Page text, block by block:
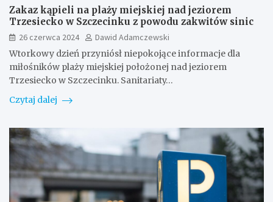
Zakaz kąpieli na plaży miejskiej nad jeziorem
Trzesiecko w Szczecinku z powodu zakwitów sinic
26 czerwca 2024
Dawid Adamczewski
Wtorkowy dzień przyniósł niepokojące informacje dla
miłośników plaży miejskiej położonej nad jeziorem
Trzesiecko w Szczecinku. Sanitariaty…
Czytaj dalej